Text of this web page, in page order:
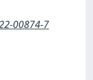
00874-7